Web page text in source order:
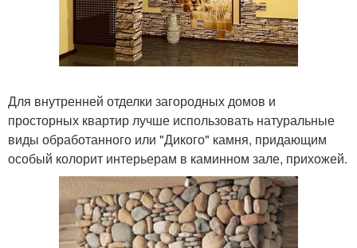
Для внутренней отделки загородных домов и
просторных квартир лучше использовать натуральные
виды обработанного или "Дикого" камня, придающим
особый колорит интерьерам в каминном зале, прихожей.